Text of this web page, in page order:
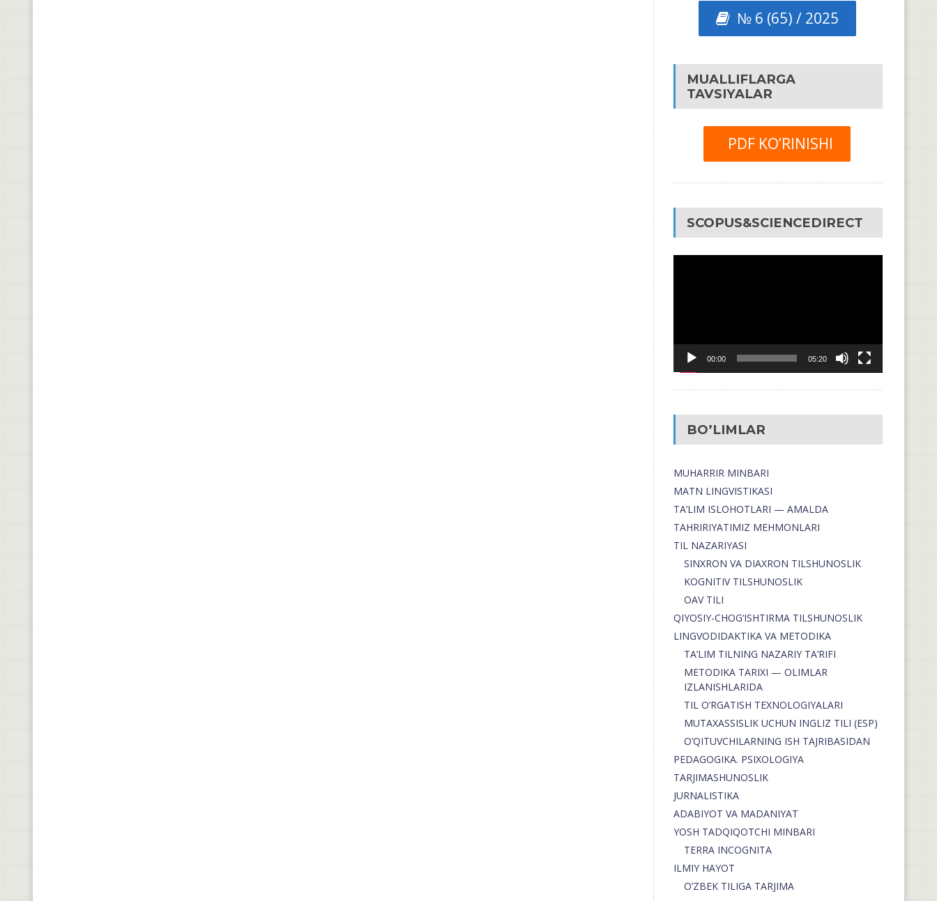
№ 6 (65) / 2025
MUALLIFLARGA
TAVSIYALAR
PDF KO’RINISHI
SCOPUS&SCIENCEDIRECT
00:00 05:20
BO’LIMLAR
MUHARRIR MINBARI
MATN LINGVISTIKASI
TA’LIM ISLOHOTLARI — AMALDA
TAHRIRIYATIMIZ MEHMONLARI
TIL NAZARIYASI
SINXRON VA DIAXRON TILSHUNOSLIK
KOGNITIV TILSHUNOSLIK
OAV TILI
QIYOSIY-CHOG‘ISHTIRMA TILSHUNOSLIK
LINGVODIDAKTIKA VA METODIKA
TA’LIM TILNING NAZARIY TA’RIFI
METODIKA TARIXI — OLIMLAR
IZLANISHLARIDA
TIL O’RGATISH TEXNOLOGIYALARI
MUTAXASSISLIK UCHUN INGLIZ TILI (ESP)
O’QITUVCHILARNING ISH TAJRIBASIDAN
PEDAGOGIKA. PSIXOLOGIYA
TARJIMASHUNOSLIK
JURNALISTIKA
ADABIYOT VA MADANIYAT
YOSH TADQIQOTCHI MINBARI
TERRA INCOGNITA
ILMIY HAYOT
O’ZBEK TILIGA TARJIMA